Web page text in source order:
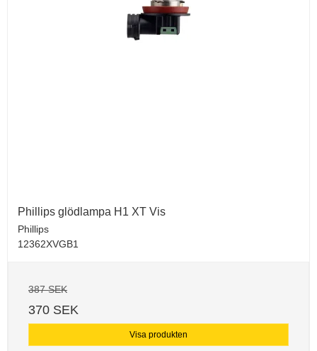
Phillips glödlampa H1 XT Vis
Phillips
12362XVGB1
387 SEK
370 SEK
Visa produkten